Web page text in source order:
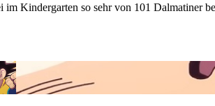
Kindergarten so sehr von 101 Dalmatiner